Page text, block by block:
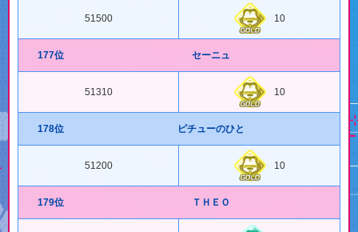
51500 10
177位 セーニュ
51310 10
178位 ピチューのひと
51200 10
179位 ＴＨＥＯ